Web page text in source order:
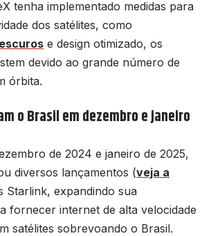
tenha implementado medidas para
dos satélites, como
e design otimizado, os
devido ao grande número de
órbita.
o Brasil em dezembro e janeiro
de 2024 e janeiro de 2025,
diversos lançamentos (veja a
Starlink, expandindo sua
fornecer internet de alta velocidade
satélites sobrevoando o Brasil.